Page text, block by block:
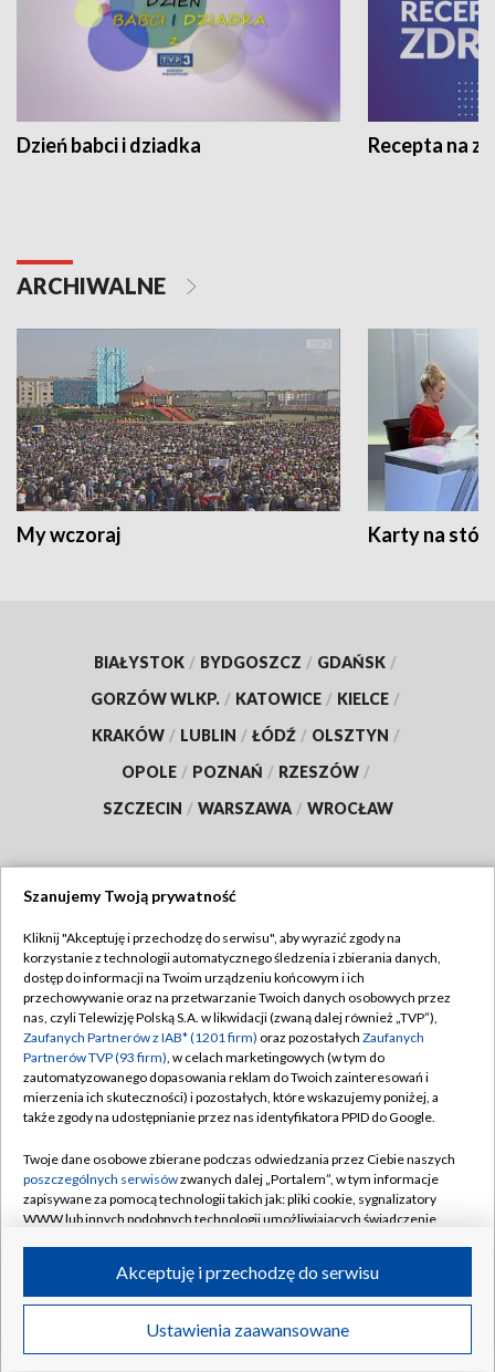
Dzień babci i dziadka Recepta na
ARCHIWALNE
My wczoraj Karty na
BIAŁYSTOK / BYDGOSZCZ / GDAŃSK /
GORZÓW WLKP. / KATOWICE / KIELCE /
KRAKÓW / LUBLIN / ŁÓDŹ / OLSZTYN /
OPOLE / POZNAŃ / RZESZÓW /
SZCZECIN / WARSZAWA / WROCŁAW
TVP
Abonament TVP
Emisja w TVP
Centrum informacji TVP
Naziemna Telewizja Cyfrowa
Rada Programowa
System NOS
Informacje o nadawcy
Program dla prasy
Ogłoszenie przetargowe
Regulamin TVP
Polityka prywatności
Moje zgody
Pomoc
Kontakt
Kanały
©2026 Telewizja Polska S.A. w likwidacji
Szanujemy Twoją prywatność
Kliknij "Akceptuję i przechodzę do serwisu", aby wyrazić zgody na
korzystanie z technologii automatycznego śledzenia i zbierania danych,
dostęp do informacji na Twoim urządzeniu końcowym i ich
przechowywanie oraz na przetwarzanie Twoich danych osobowych przez
nas, czyli Telewizję Polską S.A. w likwidacji (zwaną dalej również „TVP”),
Zaufanych Partnerów z IAB* (1201 firm) oraz pozostałych Zaufanych
Partnerów TVP (93 firm), w celach marketingowych (w tym do
zautomatyzowanego dopasowania reklam do Twoich zainteresowań i
mierzenia ich skuteczności) i pozostałych, które wskazujemy poniżej, a
także zgody na udostępnianie przez nas identyfikatora PPID do Google.
Twoje dane osobowe zbierane podczas odwiedzania przez Ciebie naszych
poszczególnych serwisówzwanych dalej „Portalem”, w tym informacje
zapisywane za pomocą technologii takich jak: pliki cookie, sygnalizatory
WWW lub innych podobnych technologii umożliwiających świadczenie
ruchu w Internecie.
Twoje dane osobowe zbierane podczas odwiedzania przez Ciebie
poszczególnych serwisówna Portalu, takie jak adresy IP, identyfikatory
Ustawienia zaawansowane
Akceptuję i przechodzę do serwisu